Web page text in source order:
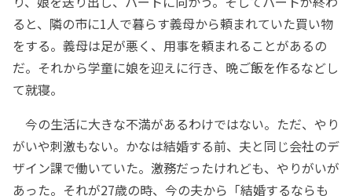
ると、隣の市に1人で暮らす義母から頼まれていた買い物
をする。義母は足が悪く、用事を頼まれることがあるの
だ。それから学童に娘を迎えに行き、晩ご飯を作るなどし
て就寝。
今の生活に大きな不満があるわけではない。ただ、やり
がいや刺激もない。かなは結婚する前、夫と同じ会社のデ
ザイン課で働いていた。激務だったけれども、やりがいが
あった。それが27歳の時、今の夫から「結婚するならも